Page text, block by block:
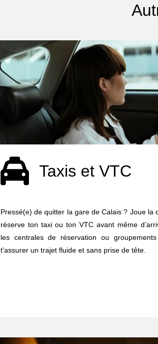
Taxis et VTC
Pressé(e) de quitter la gare de Calais ? Joue la
réserve ton taxi ou ton VTC avant même
les centrales de réservation ou
t’assurer un trajet fluide et sans prise de tête.